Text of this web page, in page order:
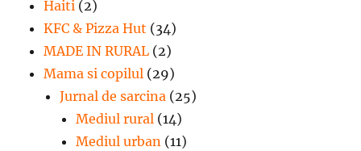
Haiti (2)
KFC & Pizza Hut (34)
MADE IN RURAL (2)
Mama si copilul (29)
Jurnal de sarcina (25)
Mediul rural (14)
Mediul urban (11)